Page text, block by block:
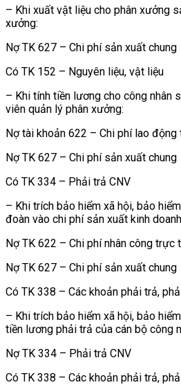
– Khi xuất vật liệu cho phân xưởng
xưởng:
Nợ TK 627 – Chi phí sản xuất chung
Có TK 152 – Nguyên liệu, vật liệu
– Khi tính tiền lương cho công nhân
viên quản lý phân xưởng:
Nợ tài khoản 622 – Chi phí lao
Nợ TK 627 – Chi phí sản xuất chung
Có TK 334 – Phải trả CNV
– Khi trích bảo hiểm xã hội, bảo
đoàn vào chi phí sản xuất kinh
Nợ TK 622 – Chi phí nhân công trực
Nợ TK 627 – Chi phí sản xuất chung
Có TK 338 – Các khoản phải trả,
– Khi trích bảo hiểm xã hội, bảo
tiền lương phải trả của cán bộ công
Nợ TK 334 – Phải trả CNV
Có TK 338 – Các khoản phải trả,